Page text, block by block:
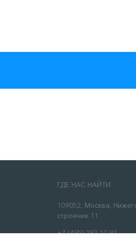
ГДЕ НАС НАЙТИ
109052, Москва,
строение 11
+7 (495) 292-10-93